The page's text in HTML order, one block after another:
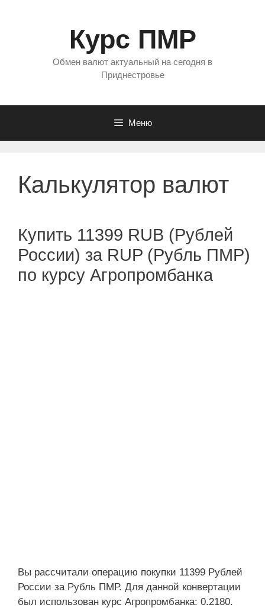
Курс ПМР
Обмен валют актуальный на сегодня в
Приднестровье
Меню
Калькулятор валют
Купить 11399 RUB (Рублей
России) за RUP (Рубль ПМР)
по курсу Агропромбанка
Вы рассчитали операцию покупки 11399 Рублей
России за Рубль ПМР. Для данной конвертации
был использован курс Агропромбанка: 0.2180.